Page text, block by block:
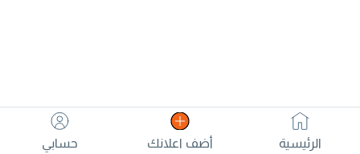
الرئيسية أضف اعلانك حسابي